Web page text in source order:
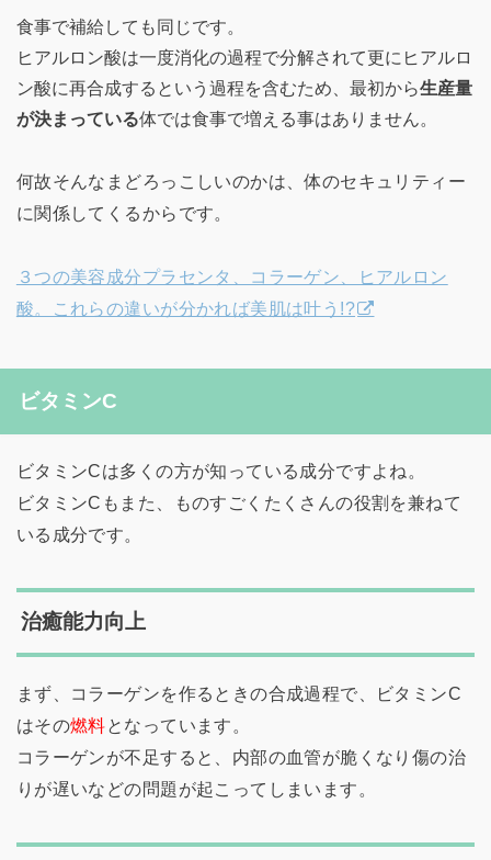
食事で補給しても同じです。
ヒアルロン酸は一度消化の過程で分解されて更にヒアルロ
ン酸に再合成するという過程を含むため、最初から生産量
が決まっている体では食事で増える事はありません。
何故そんなまどろっこしいのかは、体のセキュリティー
に関係してくるからです。
３つの美容成分プラセンタ、コラーゲン、ヒアルロン
酸。これらの違いが分かれば美肌は叶う!?
ビタミンC
ビタミンCは多くの方が知っている成分ですよね。
ビタミンCもまた、ものすごくたくさんの役割を兼ねて
いる成分です。
治癒能力向上
まず、コラーゲンを作るときの合成過程で、ビタミンC
はその燃料 となっています。
コラーゲンが不足すると、内部の血管が脆くなり傷の治
りが遅いなどの問題が起こってしまいます。